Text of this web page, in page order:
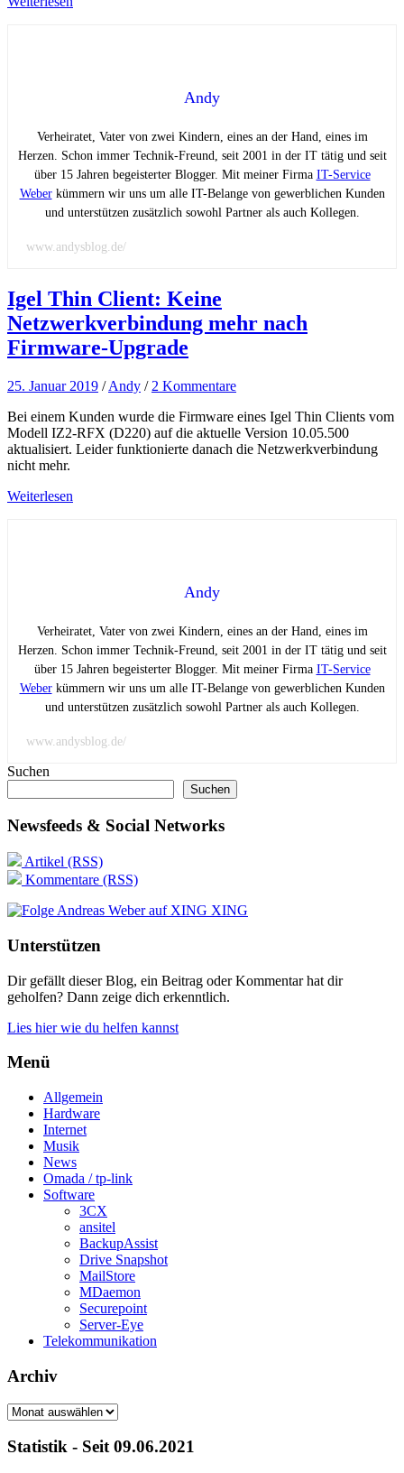
Andy
Verheiratet, Vater von zwei Kindern, eines an der Hand, eines im
Herzen. Schon immer Technik-Freund, seit 2001 in der IT tätig und seit
über 15 Jahren begeisterter Blogger. Mit meiner Firma IT-Service
Weberkümmern wir uns um alle IT-Belange von gewerblichen Kunden
und unterstützen zusätzlich sowohl Partner als auch Kollegen.
www.andysblog.de/
Igel Thin Client: Keine
Netzwerkverbindung mehr nach
Firmware-Upgrade
25. Januar 2019 /Andy / 2 Kommentare
Bei einem Kunden wurde die Firmware eines Igel Thin Clients vom
Modell IZ2-RFX (D220) auf die aktuelle Version 10.05.500
aktualisiert. Leider funktionierte danach die Netzwerkverbindung
nicht mehr.
Weiterlesen
Andy
Verheiratet, Vater von zwei Kindern, eines an der Hand, eines im
Herzen. Schon immer Technik-Freund, seit 2001 in der IT tätig und seit
über 15 Jahren begeisterter Blogger. Mit meiner Firma IT-Service
Weberkümmern wir uns um alle IT-Belange von gewerblichen Kunden
und unterstützen zusätzlich sowohl Partner als auch Kollegen.
www.andysblog.de/
Suchen
Suchen
Newsfeeds & Social Networks
Artikel (RSS)
Kommentare (RSS)
XING
Unterstützen
Dir gefällt dieser Blog, ein Beitrag oder Kommentar hat dir
geholfen? Dann zeige dich erkenntlich.
Lies hier wie du helfen kannst
Menü
Allgemein
Hardware
Internet
Musik
News
Omada / tp-link
Software
3CX
ansitel
BackupAssist
Drive Snapshot
MailStore
MDaemon
Securepoint
Server-Eye
Telekommunikation
Archiv
Archiv
Statistik - Seit 09.06.2021